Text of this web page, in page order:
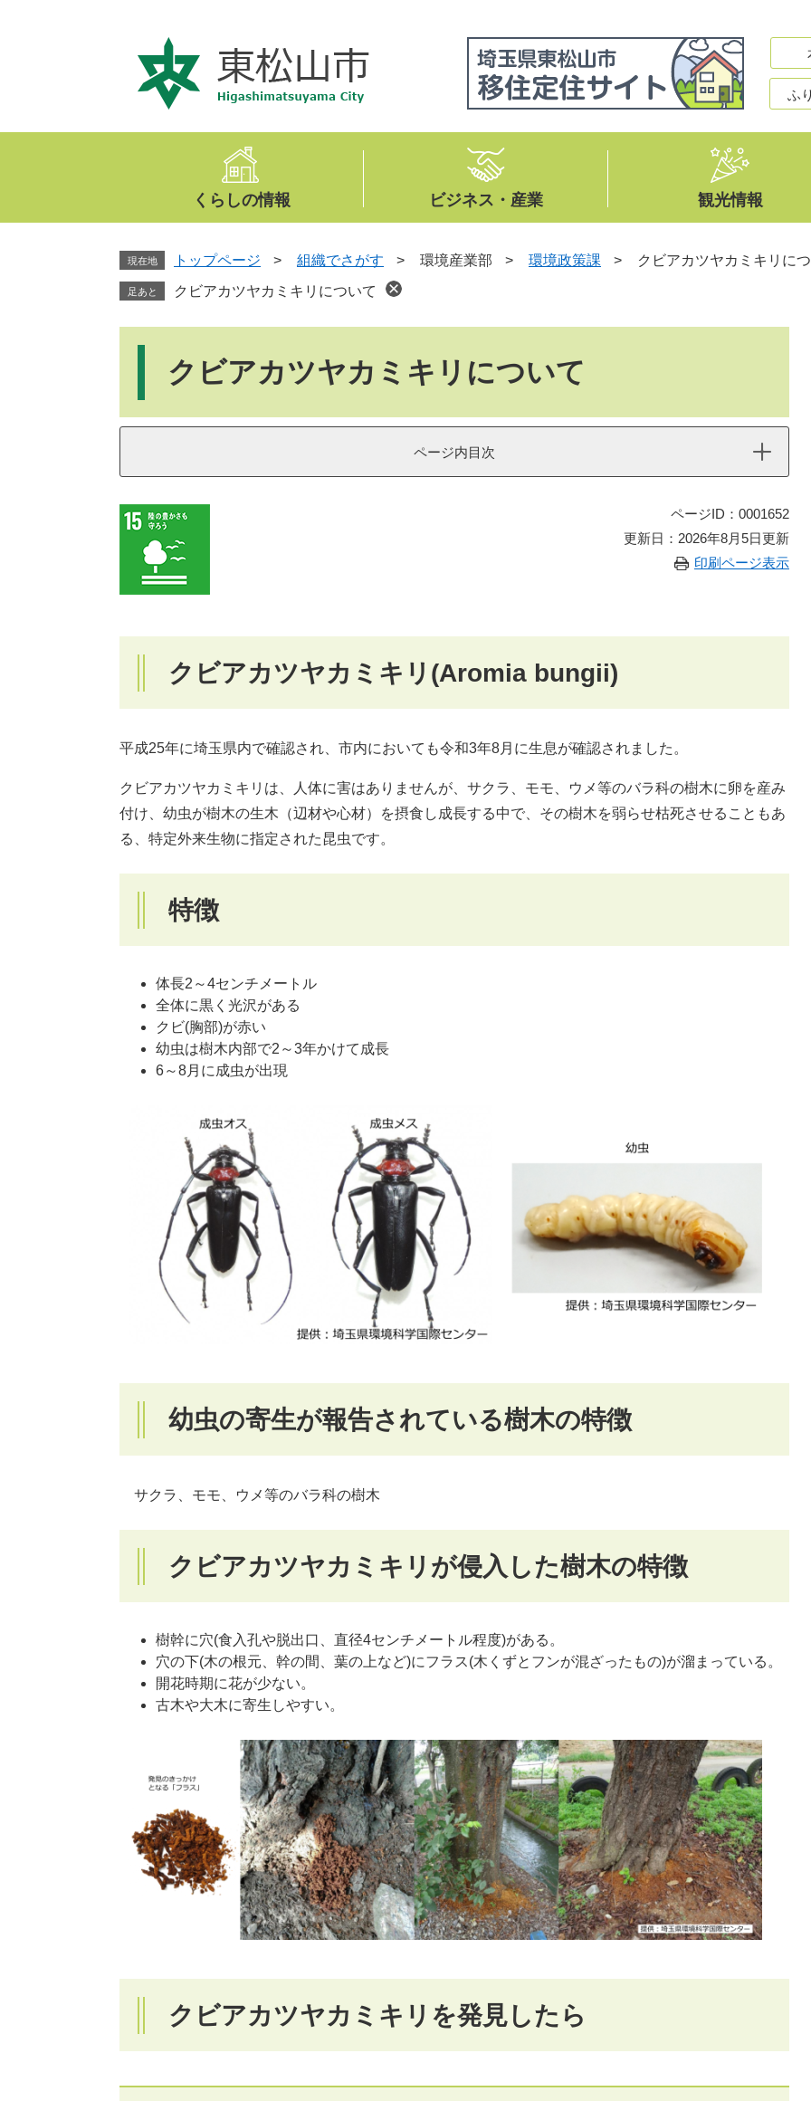
文
ふ
くらしの情報 ビジネス・産業 観光情報
現在地 トップページ > 組織でさがす > 環境産業部 > 環境政策課 > クビアカツヤカミキリに
足あと クビアカツヤカミキリについて
クビアカツヤカミキリについて
ページ内目次
ページID：0001652
更新日：2026年8月5日更新
印刷ページ表示
クビアカツヤカミキリ(Aromia bungii)
平成25年に埼玉県内で確認され、市内においても令和3年8月に生息が確認されました。
クビアカツヤカミキリは、人体に害はありませんが、サクラ、モモ、ウメ等のバラ科の樹木に卵を産み
付け、幼虫が樹木の生木（辺材や心材）を摂食し成長する中で、その樹木を弱らせ枯死させることもあ
る、特定外来生物に指定された昆虫です。
特徴
体長2～4センチメートル
全体に黒く光沢がある
クビ(胸部)が赤い
幼虫は樹木内部で2～3年かけて成長
6～8月に成虫が出現
幼虫の寄生が報告されている樹木の特徴
サクラ、モモ、ウメ等のバラ科の樹木
クビアカツヤカミキリが侵入した樹木の特徴
樹幹に穴(食入孔や脱出口、直径4センチメートル程度)がある。
穴の下(木の根元、幹の間、葉の上など)にフラス(木くずとフンが混ざったもの)が溜まっている。
開花時期に花が少ない。
古木や大木に寄生しやすい。
クビアカツヤカミキリを発見したら